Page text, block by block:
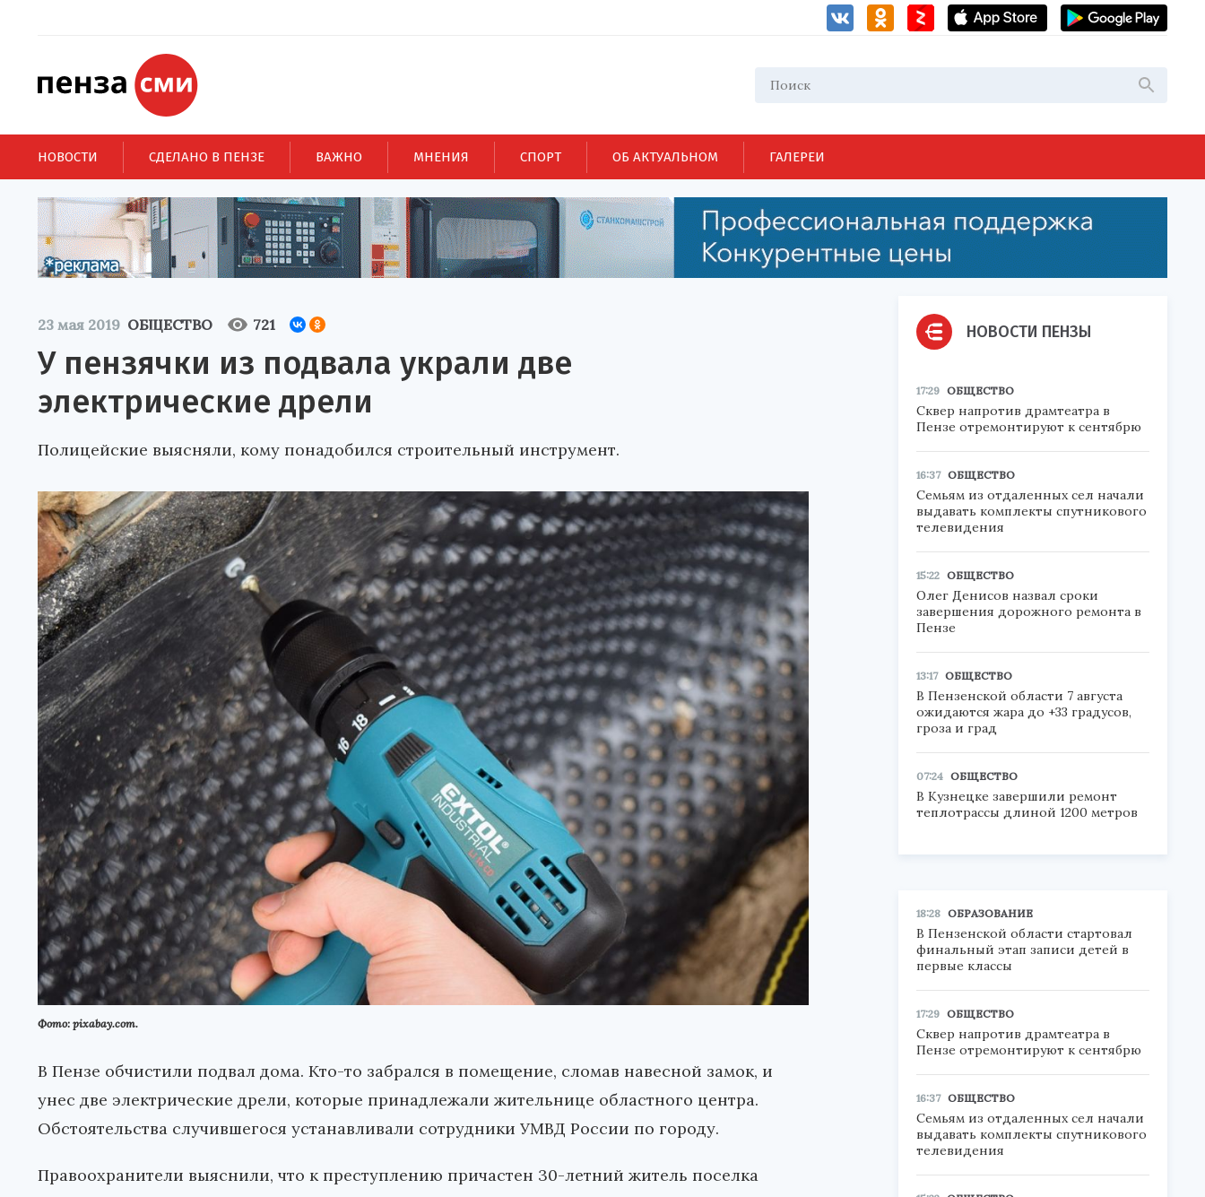
НОВОСТИ СДЕЛАНО В ПЕНЗЕ ВАЖНО МНЕНИЯ СПОРТ ОБ АКТУАЛЬНОМ ГАЛЕРЕИ
23 мая 2019 ОБЩЕСТВО 721
У пензячки из подвала украли две
электрические дрели
Полицейские выясняли, кому понадобился строительный инструмент.
Фото: pixabay.com.
В Пензе обчистили подвал дома. Кто-то забрался в помещение, сломав навесной замок, и
унес две электрические дрели, которые принадлежали жительнице областного центра.
Обстоятельства случившегося устанавливали сотрудники УМВД России по городу.
Правоохранители выяснили, что к преступлению причастен 30-летний житель поселка
НОВОСТИ ПЕНЗЫ
17:29 ОБЩЕСТВО
Сквер напротив драмтеатра в
Пензе отремонтируют к сентябрю
16:37 ОБЩЕСТВО
Семьям из отдаленных сел начали
выдавать комплекты спутникового
телевидения
15:22 ОБЩЕСТВО
Олег Денисов назвал сроки
завершения дорожного ремонта в
Пензе
13:17 ОБЩЕСТВО
В Пензенской области 7 августа
ожидаются жара до +33 градусов,
гроза и град
07:24 ОБЩЕСТВО
В Кузнецке завершили ремонт
теплотрассы длиной 1200 метров
18:28 ОБРАЗОВАНИЕ
В Пензенской области стартовал
финальный этап записи детей в
первые классы
17:29 ОБЩЕСТВО
Сквер напротив драмтеатра в
Пензе отремонтируют к сентябрю
16:37 ОБЩЕСТВО
Семьям из отдаленных сел начали
выдавать комплекты спутникового
телевидения